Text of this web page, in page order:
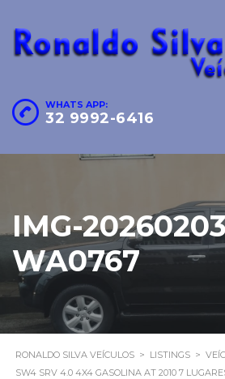
WHATS APP:
32 9992-6416
IMG-
WA0767
RONALDO SILVA VEÍCULOS > LISTINGS >
SW4 SRV 4.0 4X4 GASOLINA AT 2010 7